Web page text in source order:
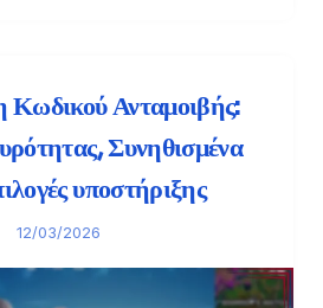
Κωδικού Ανταμοιβής:
Συνηθισμένα
υποστήριξης
12/03/2026